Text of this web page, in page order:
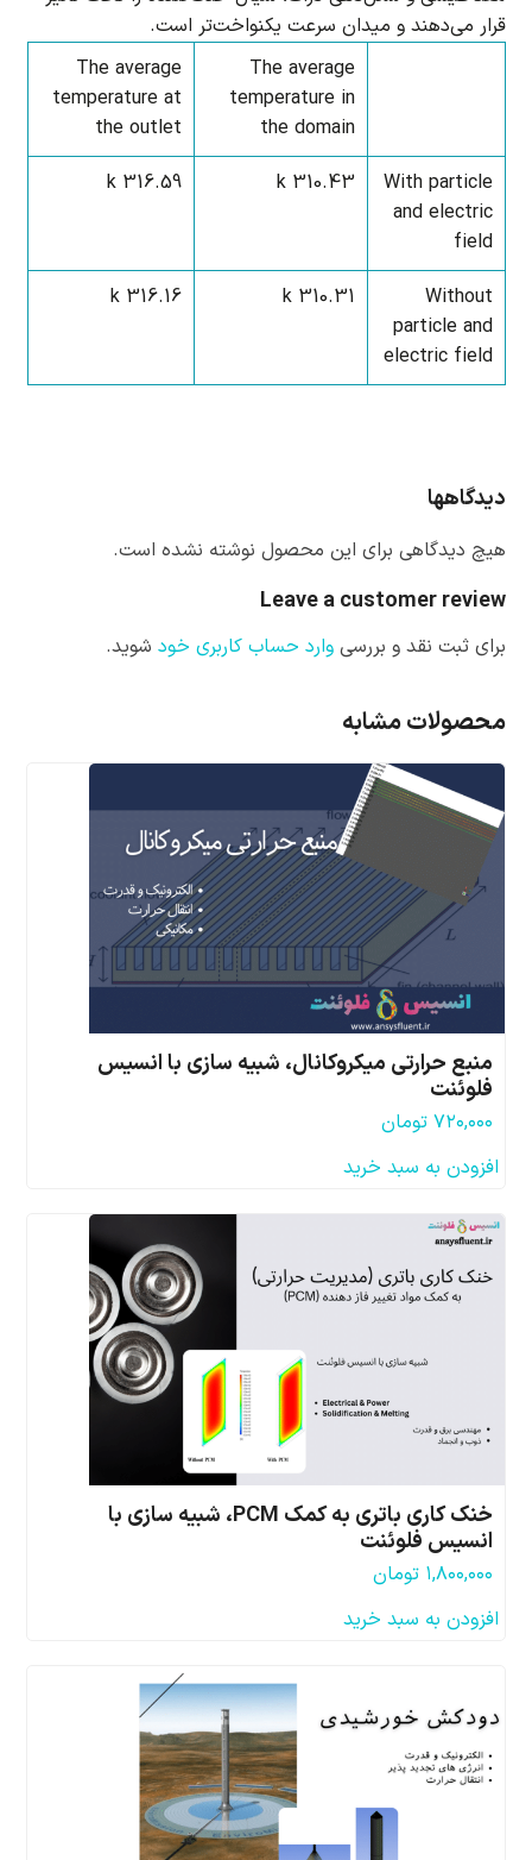
قرار می‌دهند و میدان سرعت یکنواخت‌تر است.
The average
temperature in
the domain
The average
temperature at
the outlet
With particle
and electric
field
310.43 k
316.59 k
Without
particle and
electric field
310.31 k
316.16 k
دیدگاهها
هیچ دیدگاهی برای این محصول نوشته نشده است.
Leave a customer review
برای ثبت نقد و بررسیوارد حساب کاربری خود شوید.
محصولات مشابه
منبع حرارتی میکروکانال، شبیه سازی با انسیس
فلوئنت
۷۲۰,۰۰۰ تومان
افزودن به سبد خرید
خنک کاری باتری به کمک PCM، شبیه سازی با
انسیس فلوئنت
۱,۸۰۰,۰۰۰ تومان
افزودن به سبد خرید